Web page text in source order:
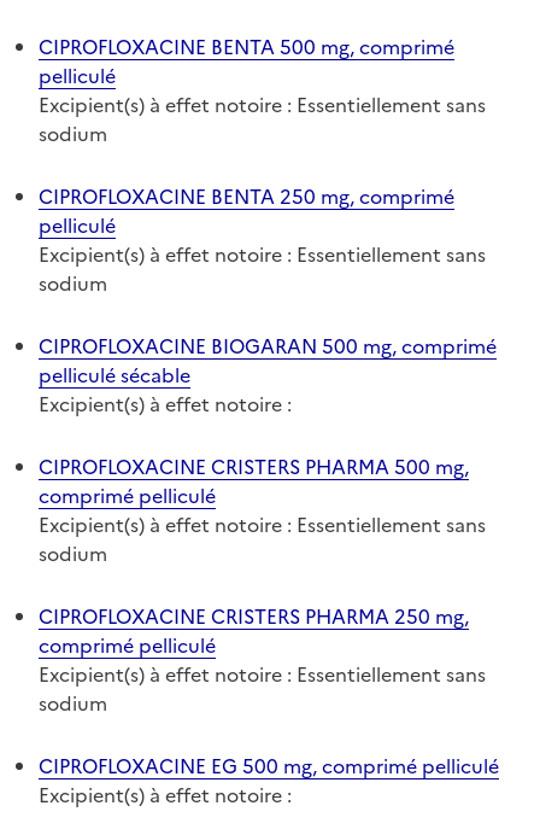
CIPROFLOXACINE BENTA 500 mg, comprimé
pelliculé
Excipient(s) à effet notoire : Essentiellement sans
sodium
CIPROFLOXACINE BENTA 250 mg, comprimé
pelliculé
Excipient(s) à effet notoire : Essentiellement sans
sodium
CIPROFLOXACINE BIOGARAN 500 mg, comprimé
pelliculé sécable
Excipient(s) à effet notoire :
CIPROFLOXACINE CRISTERS PHARMA 500 mg,
comprimé pelliculé
Excipient(s) à effet notoire : Essentiellement sans
sodium
CIPROFLOXACINE CRISTERS PHARMA 250 mg,
comprimé pelliculé
Excipient(s) à effet notoire : Essentiellement sans
sodium
CIPROFLOXACINE EG 500 mg, comprimé pelliculé
Excipient(s) à effet notoire :